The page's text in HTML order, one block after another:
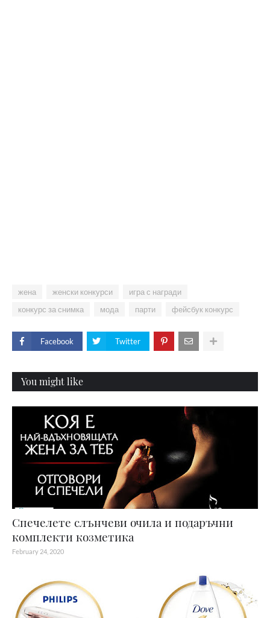
жена женски конкурси
игра с награди
конкурс за снимка
мода парти фейсбук конкурс
Facebook Twitter
You might like
Спечелете слънчеви очила и подаръчни
комплекти козметика
February 24, 2020